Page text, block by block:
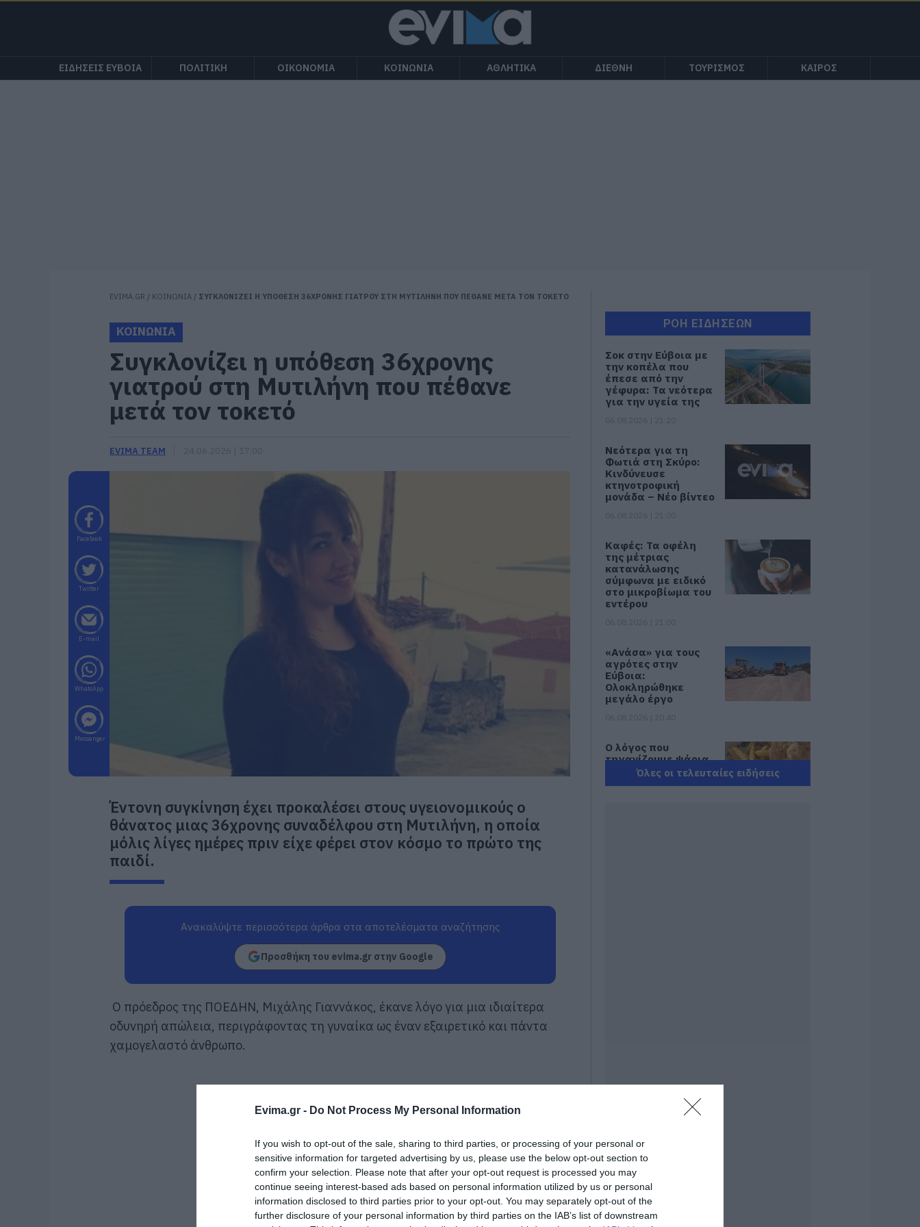
Evima.gr - Do Not Process My Personal Information
If you wish to opt-out of the sale, sharing to third parties, or processing of your personal or
sensitive information for targeted advertising by us, please use the below opt-out section to
confirm your selection. Please note that after your opt-out request is processed you may
continue seeing interest-based ads based on personal information utilized by us or personal
information disclosed to third parties prior to your opt-out. You may separately opt-out of the
further disclosure of your personal information by third parties on the IAB’s list of downstream
ΕΙΔΗΣΕΙΣ ΕΥΒΟΙΑ ΠΟΛΙΤΙΚΗ ΟΙΚΟΝΟΜΙΑ ΚΟΙΝΩΝΙΑ ΑΘΛΗΤΙΚΑ ΔΙΕΘΝΗ ΤΟΥΡΙΣΜΟΣ ΚΑΙΡΟΣ
EVIMA.GR / ΚΟΙΝΩΝΙΑ / ΣΥΓΚΛΟΝΙΖΕΙ Η ΥΠΟΘΕΣΗ 36ΧΡΟΝΗΣ ΓΙΑΤΡΟΥ ΣΤΗ ΜΥΤΙΛΗΝΗ ΠΟΥ ΠΕΘΑΝΕ ΜΕΤΑ ΤΟΝ ΤΟΚΕΤΟ
ΚΟΙΝΩΝΙΑ
Συγκλονίζει η υπόθεση 36χρονης
γιατρού στη Μυτιλήνη που πέθανε
μετά τον τοκετό
EVIMA TEAM
Facebook
Twitter
E-mail
WhatsApp
Messenger
Έντονη συγκίνηση έχει προκαλέσει στους υγειονομικούς ο
θάνατος μιας 36χρονης συναδέλφου στη Μυτιλήνη, η οποία
μόλις λίγες ημέρες πριν είχε φέρει στον κόσμο το πρώτο της
παιδί.
Ανακαλύψτε περισσότερα άρθρα στα αποτελέσματα αναζήτησης
Προσθήκη του evima.gr στην Google
Ο πρόεδρος της ΠΟΕΔΗΝ, Μιχάλης Γιαννάκος, έκανε λόγο για μια ιδιαίτερα
οδυνηρή απώλεια, περιγράφοντας τη γυναίκα ως έναν εξαιρετικό και πάντα
χαμογελαστό άνθρωπο.
ΡΟΗ ΕΙΔΗΣΕΩΝ
Σοκ στην Εύβοια με
την κοπέλα που
έπεσε από την
γέφυρα: Τα νεότερα
για την υγεία της
Νεότερα για τη
Φωτιά στη Σκύρο:
Κινδύνευσε
κτηνοτροφική
μονάδα – Νέο βίντεο
Καφές: Τα οφέλη
της μέτριας
κατανάλωσης
σύμφωνα με ειδικό
στο μικροβίωμα του
εντέρου
«Ανάσα» για τους
αγρότες στην
Εύβοια:
Ολοκληρώθηκε
μεγάλο έργο
Ο λόγος που
τηγανίζουμε ψάρια
του Σωτήρος – Πως
θα κάνετε το τέλειο
Φωτιά στη Σκύρο:
Συνεχίζει να καίει
συγκλονιστική
μαρτυρία – Νέες
εικόνες και βίντεο
06.08.2026 | 19:40
Ξεκινάει τεράστιο
έργο αξίας
Όλες οι τελευταίες ειδήσεις